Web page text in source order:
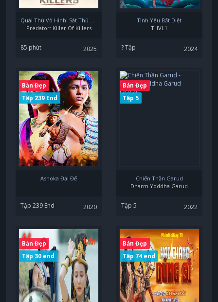
Quái Thú Vô Hình: Sát Thủ Diệt Sát Thủ
Predator: Killer Of Killers
85 phút 2025
Tình Yêu Bất Diệt
THVL1
? Tập 2024
Bản Đẹp
Tập 239 End
Ashoka Đại Đế
Tập 239 End 2020
Bản Đẹp
Tập 5
Chiến Thần Garud
Dharm Yoddha Garud
Tập 5 2022
Bản Đẹp
Tập 30 end
Bản Đẹp
Tập 74 end